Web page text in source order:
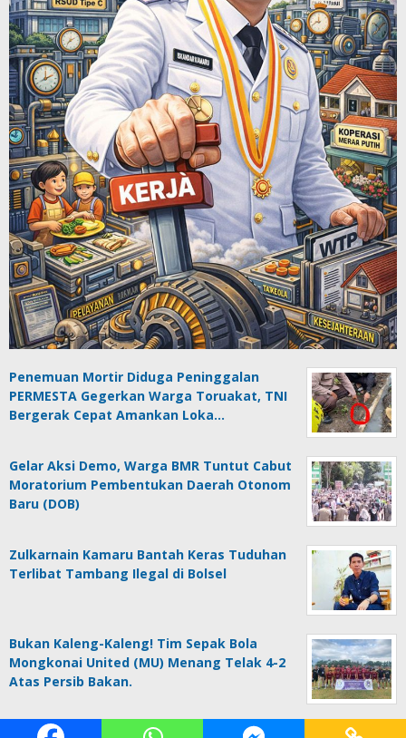
Penemuan Mortir Diduga Peninggalan
PERMESTA Gegerkan Warga Toruakat, TNI
Bergerak Cepat Amankan Loka…
Gelar Aksi Demo, Warga BMR Tuntut Cabut
Moratorium Pembentukan Daerah Otonom
Baru (DOB)
Zulkarnain Kamaru Bantah Keras Tuduhan
Terlibat Tambang Ilegal di Bolsel
Bukan Kaleng-Kaleng! Tim Sepak Bola
Mongkonai United (MU) Menang Telak 4-2
Atas Persib Bakan.
© BiPoin Tentang Kami Disclaimer